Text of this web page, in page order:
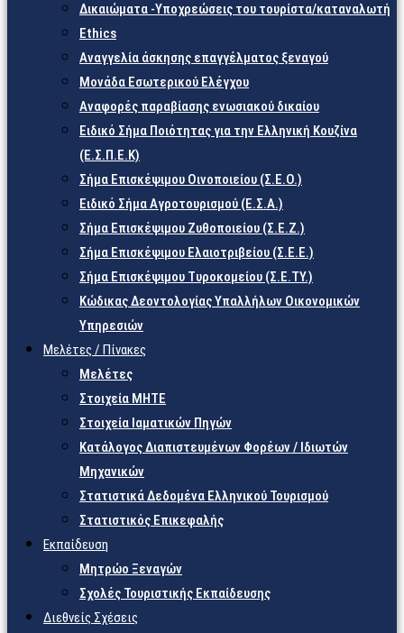
Δικαιώματα -Υποχρεώσεις του τουρίστα/καταναλωτή
Ethics
Αναγγελία άσκησης επαγγέλματος ξεναγού
Μονάδα Εσωτερικού Ελέγχου
Αναφορές παραβίασης ενωσιακού δικαίου
Ειδικό Σήμα Ποιότητας για την Ελληνική Κουζίνα
(Ε.Σ.Π.Ε.Κ)
Σήμα Επισκέψιμου Οινοποιείου (Σ.Ε.Ο.)
Ειδικό Σήμα Αγροτουρισμού (Ε.Σ.Α.)
Σήμα Επισκέψιμου Ζυθοποιείου (Σ.Ε.Ζ.)
Σήμα Επισκέψιμου Ελαιοτριβείου (Σ.Ε.Ε.)
Σήμα Επισκέψιμου Τυροκομείου (Σ.Ε.TY.)
Κώδικας Δεοντολογίας Υπαλλήλων Οικονομικών
Υπηρεσιών
Μελέτες / Πίνακες
Μελέτες
Στοιχεία ΜΗΤΕ
Στοιχεία Ιαματικών Πηγών
Κατάλογος Διαπιστευμένων Φορέων / Ιδιωτών
Μηχανικών
Στατιστικά Δεδομένα Ελληνικού Τουρισμού
Στατιστικός Επικεφαλής
Εκπαίδευση
Μητρώο Ξεναγών
Σχολές Τουριστικής Εκπαίδευσης
Διεθνείς Σχέσεις